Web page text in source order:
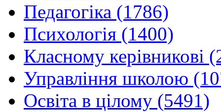
Педагогіка (1786)
Психологія (1400)
Класному керівникові
Управління школою
Освіта в цілому (5491)